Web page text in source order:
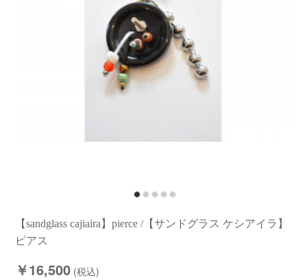
【sandglass cajiaira】pierce /【サンドグラス ケシアイラ】
ピアス
￥16,500 (税込)